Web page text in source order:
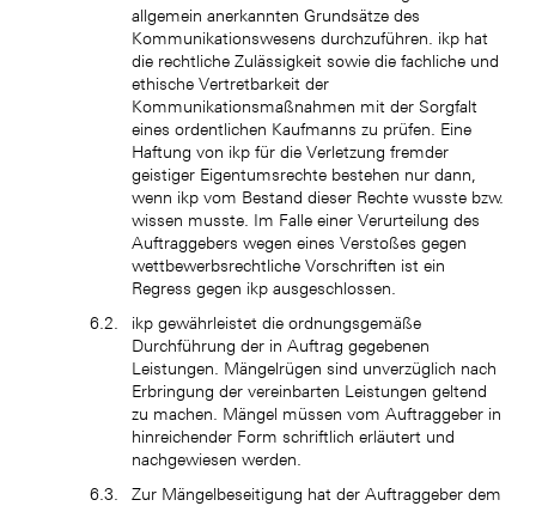
allgemein anerkannten Grundsätze des
Kommunikationswesens durchzuführen. ikp hat
die rechtliche Zulässigkeit sowie die fachliche und
ethische Vertretbarkeit der
Kommunikationsmaßnahmen mit der Sorgfalt
eines ordentlichen Kaufmanns zu prüfen. Eine
Haftung von ikp für die Verletzung fremder
geistiger Eigentumsrechte bestehen nur dann,
wenn ikp vom Bestand dieser Rechte wusste bzw.
wissen musste. Im Falle einer Verurteilung des
Auftraggebers wegen eines Verstoßes gegen
wettbewerbsrechtliche Vorschriften ist ein
Regress gegen ikp ausgeschlossen.
ikp gewährleistet die ordnungsgemäße
Durchführung der in Auftrag gegebenen
Leistungen. Mängelrügen sind unverzüglich nach
Erbringung der vereinbarten Leistungen geltend
zu machen. Mängel müssen vom Auftraggeber in
hinreichender Form schriftlich erläutert und
nachgewiesen werden.
Zur Mängelbeseitigung hat der Auftraggeber dem